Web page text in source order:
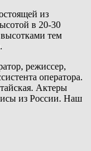
из
в 20-30
тем
режиссер,
оператора.
Актеры
из России. Наш